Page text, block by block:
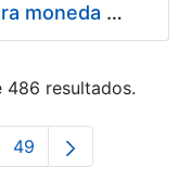
Suministro de estuches para moneda de 30 €
486 resultados.
intermedias Use
Página
49